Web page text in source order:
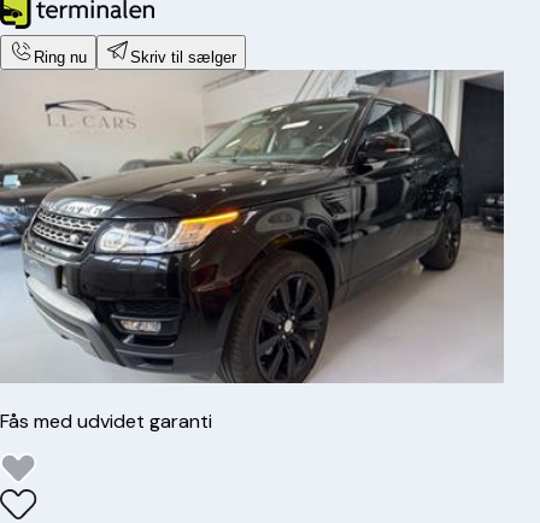
Ring nu Skriv til sælger
Fås med udvidet garanti